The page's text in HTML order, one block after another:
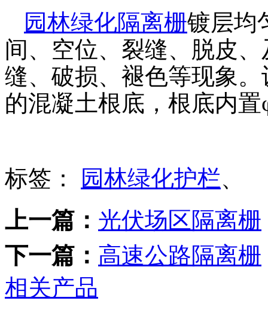
园林绿化隔离栅镀层均
间、空位、裂缝、脱皮
缝、破损、褪色等现象
的混凝土根底，根底内
标签： 园林绿化护栏、
上一篇： 光伏场区隔离栅
下一篇： 高速公路隔离栅
相关产品